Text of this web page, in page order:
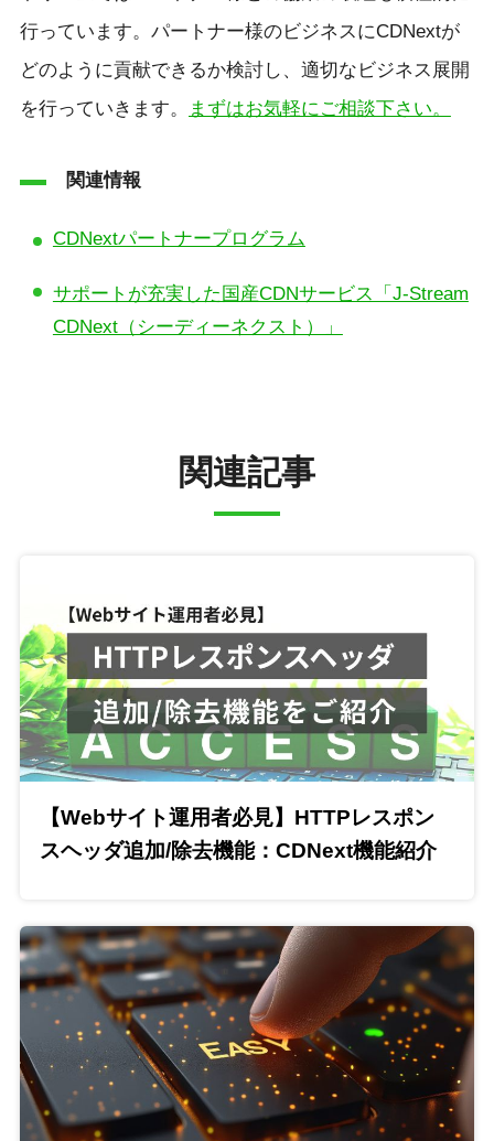
行っています。パートナー様のビジネスにCDNextが
どのように貢献できるか検討し、適切なビジネス展開
を行っていきます。
まずはお気軽にご相談下さい。
関連情報
CDNextパートナープログラム
サポートが充実した国産CDNサービス「J-Stream
CDNext（シーディーネクスト）」
関連記事
【Webサイト運用者必見】HTTPレスポン
スヘッダ追加/除去機能：CDNext機能紹介